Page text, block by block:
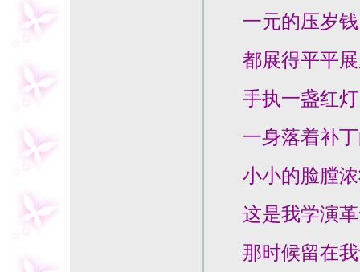
一元的压岁钱
都展得平平展
手执一盏红灯
一身落着补丁
小小的脸膛浓
这是我学演革
那时候留在我